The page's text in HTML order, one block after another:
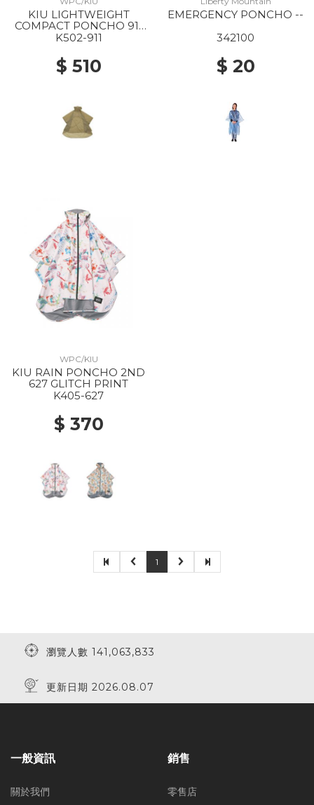
KIU LIGHTWEIGHT
COMPACT PONCHO 911
BEIGE
K502-911
$ 510
EMERGENCY PONCHO --
342100
$ 20
WPC/KIU
KIU RAIN PONCHO 2ND
627 GLITCH PRINT
K405-627
$ 370
1
瀏覽人數 141,063,833
更新日期 2026.08.07
一般資訊
關於我們
銷售
零售店